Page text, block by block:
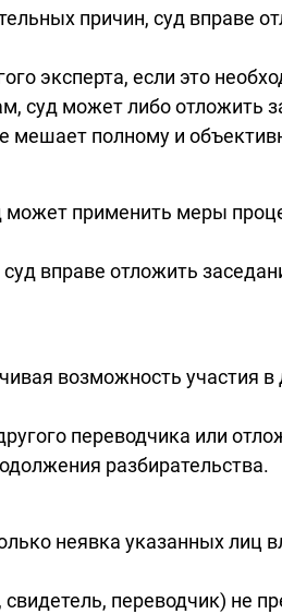
причин, суд вправе
эксперта, если это
суд может либо отложить
мешает полному и
применить меры
вправе отложить
возможность участия
переводчика или
разбирательства.
неявка указанных лиц
свидетель, переводчик) не